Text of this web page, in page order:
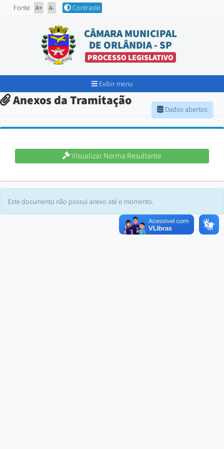
Fonte A+ A- Contraste
CÂMARA MUNICIPAL
DE ORLÂNDIA - SP
PROCESSO LEGISLATIVO
Exibir menu
Dados abertos
Anexos da Tramitação
Visualizar Norma Resultante
Este documento não possui anexo até o momento.